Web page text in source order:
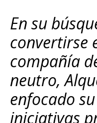
En su
convertirse
compañía
neutro,
enfocado
iniciativas